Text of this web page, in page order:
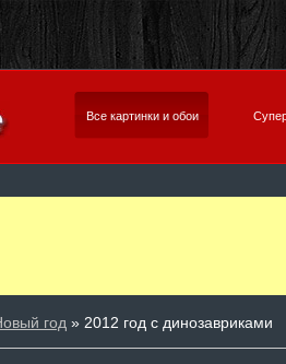
Все картинки и обои
год » 2012 год с динозавриками